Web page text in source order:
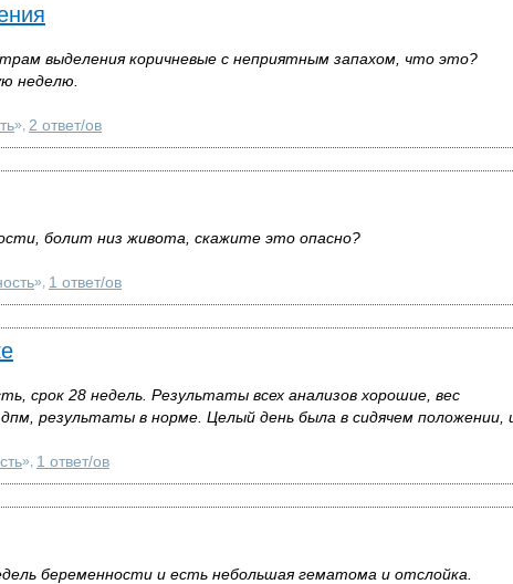
выделения коричневые с неприятным запахом, что это?
неделю.
», 2 ответ/ов
болит низ живота, скажите это опасно?
», 1 ответ/ов
срок 28 недель. Результаты всех анализов хорошие, вес
результаты в норме. Целый день была в сидячем положении,
», 1 ответ/ов
беременности и есть небольшая гематома и отслойка.